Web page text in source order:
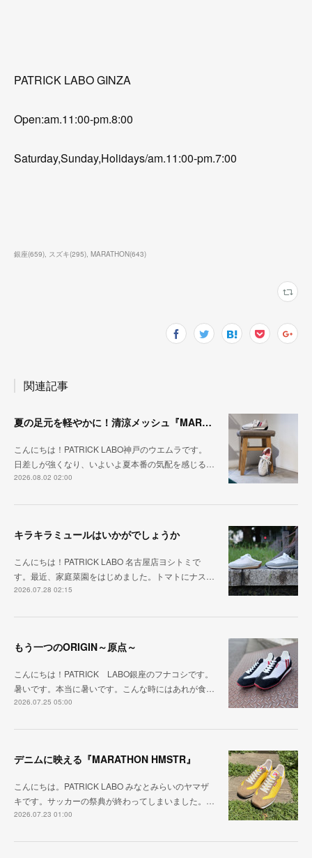
PATRICK LABO GINZA
Open:am.11:00-pm.8:00
Saturday,Sunday,Holidays/am.11:00-pm.7:00
銀座(659) スズキ(295) MARATHON(643)
関連記事
夏の足元を軽やかに！清涼メッシュ『MARATHON-ME2』
こんにちは！PATRICK LABO神戸のウエムラです。
日差しが強くなり、いよいよ夏本番の気配を感じる…
2026.08.02 02:00
キラキラミュールはいかがでしょうか
こんにちは！PATRICK LABO 名古屋店ヨシトミで
す。最近、家庭菜園をはじめました。トマトにナス…
2026.07.28 02:15
もう一つのORIGIN～原点～
こんにちは！PATRICK LABO銀座のフナコシです。
暑いです。本当に暑いです。こんな時にはあれが食…
2026.07.25 05:00
デニムに映える『MARATHON HMSTR』
こんにちは。PATRICK LABO みなとみらいのヤマザ
キです。サッカーの祭典が終わってしまいました。…
2026.07.23 01:00